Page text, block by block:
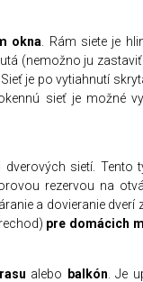
okna . Rám siete je
(nemožno ju
je po vytiahnutí
sieť je možné
dverových sietí. Tento
rezervou na
a dovieranie dverí
pre domácich
alebo balkón . Je